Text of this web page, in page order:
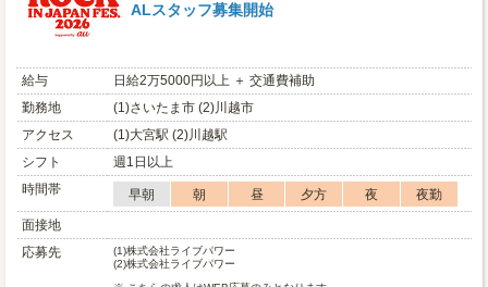
ALスタッフ募集開始
給与
日給2万5000円以上 ＋ 交通費補助
勤務地
(1)さいたま市 (2)川越市
アクセス
(1)大宮駅 (2)川越駅
シフト
週1日以上
時間帯
早朝 朝 昼 夕方 夜
夜勤
面接地
応募先
(1)株式会社ライブパワー
(2)株式会社ライブパワー